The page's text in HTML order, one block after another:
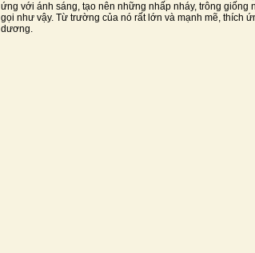
ứng với ánh sáng, tạo nên những nhấp nháy, trông giống
gọi như vậy. Từ trường của nó rất lớn và mạnh mẽ, thích
dương.